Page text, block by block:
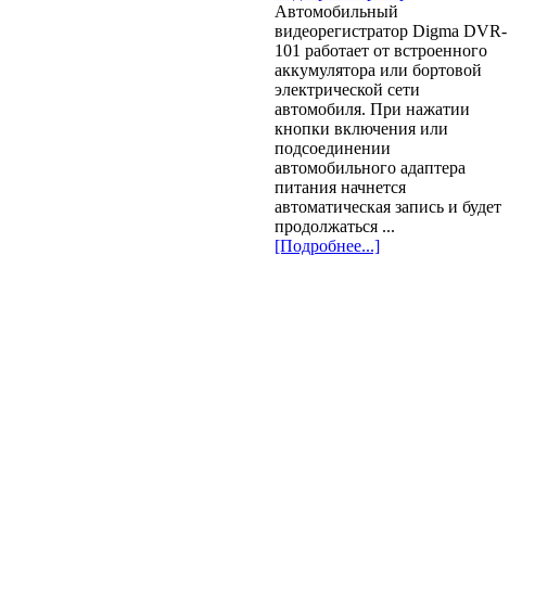
Автомобильный
видеорегистратор Digma DVR-
101 работает от встроенного
аккумулятора или бортовой
электрической сети
автомобиля. При нажатии
кнопки включения или
подсоединении
автомобильного адаптера
питания начнется
автоматическая запись и будет
продолжаться ...
[Подробнее...]